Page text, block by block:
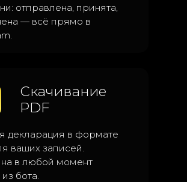
декларация в формате
ваших записей.
в любой момент
бота.
Скачивание
PDF
отправлена, принята,
— всё прямо в